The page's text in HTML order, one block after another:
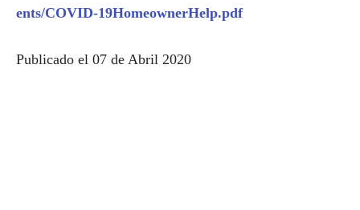
ents/COVID-19HomeownerHelp.pdf
Publicado el 07 de Abril 2020